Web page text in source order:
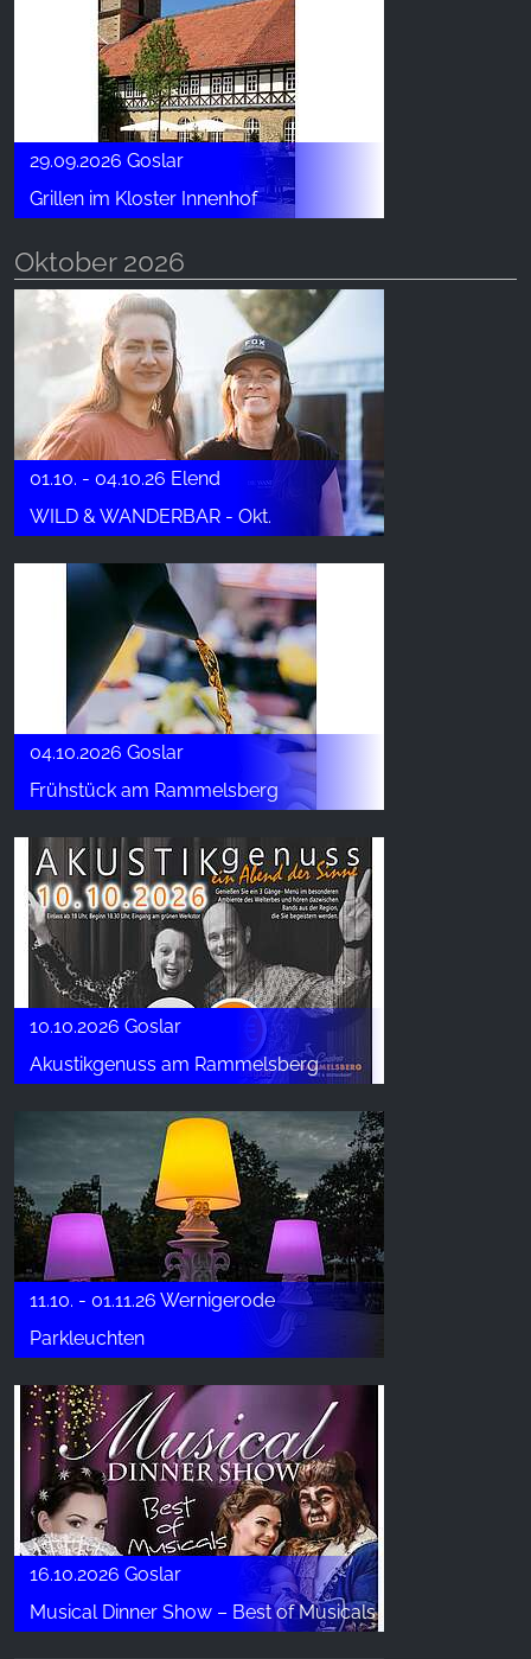
29.09.2026 Goslar
Grillen im Kloster Innenhof
Oktober 2026
01.10. - 04.10.26 Elend
WILD & WANDERBAR - Okt.
04.10.2026 Goslar
Frühstück am Rammelsberg
10.10.2026 Goslar
Akustikgenuss am Rammelsberg
11.10. - 01.11.26 Wernigerode
Parkleuchten
16.10.2026 Goslar
Musical Dinner Show – Best of Musicals